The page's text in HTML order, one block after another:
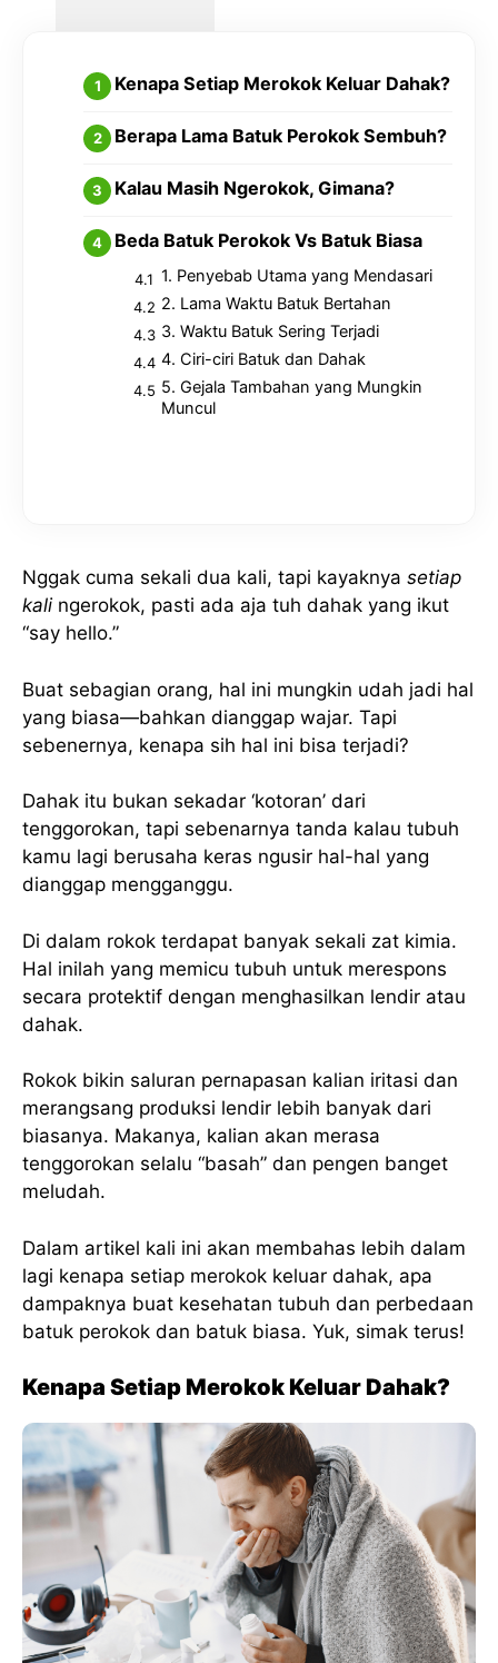
Kenapa Setiap Merokok Keluar Dahak?
Berapa Lama Batuk Perokok Sembuh?
Kalau Masih Ngerokok, Gimana?
Beda Batuk Perokok Vs Batuk Biasa
1. Penyebab Utama yang Mendasari
2. Lama Waktu Batuk Bertahan
3. Waktu Batuk Sering Terjadi
4. Ciri-ciri Batuk dan Dahak
5. Gejala Tambahan yang Mungkin
Muncul
Nggak cuma sekali dua kali, tapi kayaknya setiap
kalingerokok, pasti ada aja tuh dahak yang ikut
“say hello.”
Buat sebagian orang, hal ini mungkin udah jadi hal
yang biasa—bahkan dianggap wajar. Tapi
sebenernya, kenapa sih hal ini bisa terjadi?
Dahak itu bukan sekadar ‘kotoran’ dari
tenggorokan, tapi sebenarnya tanda kalau tubuh
kamu lagi berusaha keras ngusir hal-hal yang
dianggap mengganggu.
Di dalam rokok terdapat banyak sekali zat kimia.
Hal inilah yang memicu tubuh untuk merespons
secara protektif dengan menghasilkan lendir atau
dahak.
Rokok bikin saluran pernapasan kalian iritasi dan
merangsang produksi lendir lebih banyak dari
biasanya. Makanya, kalian akan merasa
tenggorokan selalu “basah” dan pengen banget
meludah.
Dalam artikel kali ini akan membahas lebih dalam
lagi kenapa setiap merokok keluar dahak, apa
dampaknya buat kesehatan tubuh dan perbedaan
batuk perokok dan batuk biasa. Yuk, simak terus!
Kenapa Setiap Merokok Keluar Dahak?